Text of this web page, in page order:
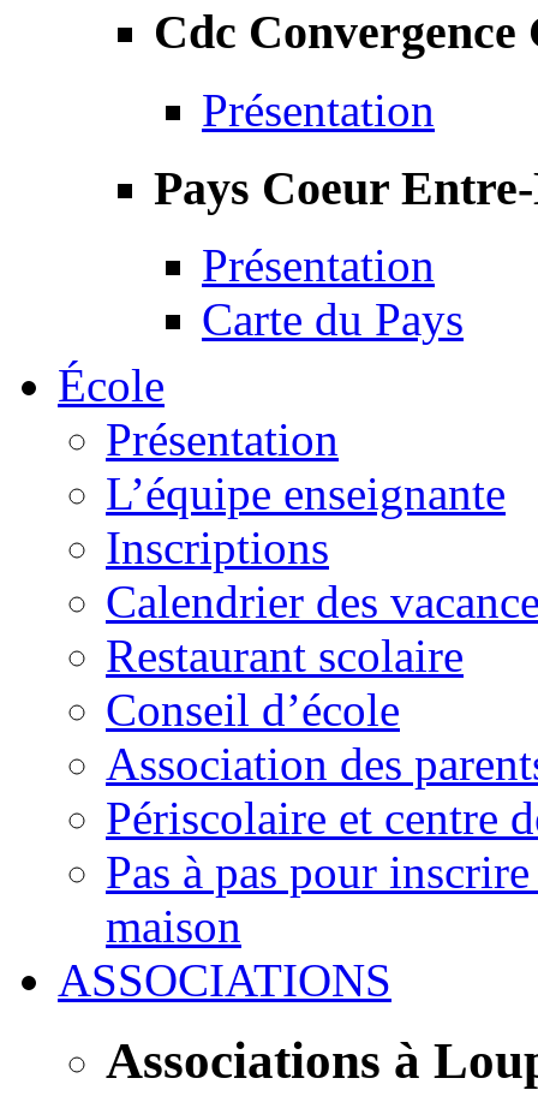
Cdc Convergence
Présentation
Pays Coeur
Présentation
Carte du Pays
École
Présentation
L’équipe enseignante
Inscriptions
Calendrier des
Restaurant scolaire
Conseil d’école
Association des
Périscolaire et centre
Pas à pas pour
maison
ASSOCIATIONS
Associations à